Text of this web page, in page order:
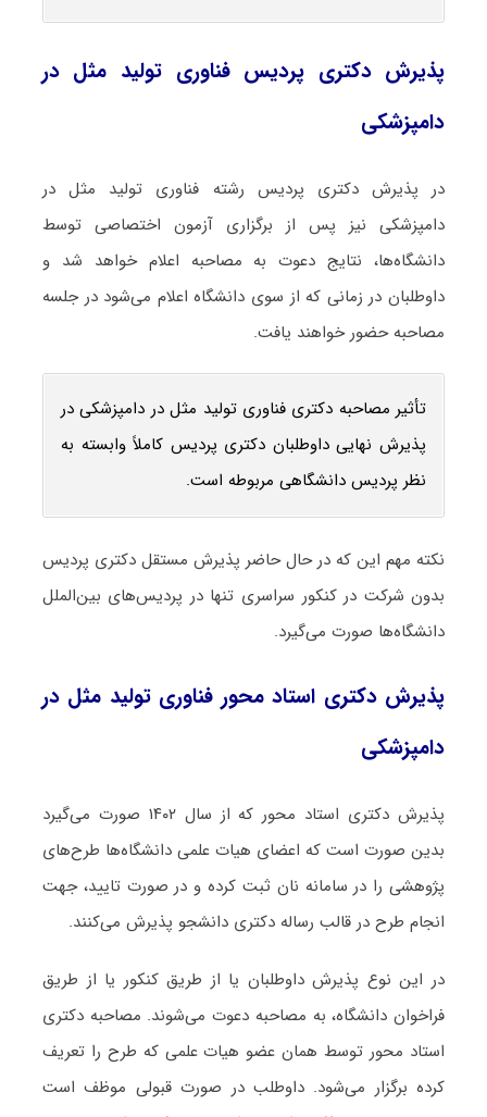
پذیرش دکتری پردیس فناوری تولید مثل در
دامپزشکی
در پذیرش دکتری پردیس رشته فناوری تولید مثل در
دامپزشکی نیز پس از برگزاری آزمون اختصاصی توسط
دانشگاه‌ها، نتایج دعوت به مصاحبه اعلام خواهد شد و
داوطلبان در زمانی که از سوی دانشگاه اعلام می‌شود در جلسه
مصاحبه حضور خواهند یافت.
تأثیر مصاحبه دکتری فناوری تولید مثل در دامپزشکی در
پذیرش نهایی داوطلبان دکتری پردیس کاملاً وابسته به
نظر پردیس دانشگاهی مربوطه است.
نکته مهم این که در حال حاضر پذیرش مستقل دکتری پردیس
بدون شرکت در کنکور سراسری تنها در پردیس‌های بین‌الملل
دانشگاه‌ها صورت می‌گیرد.
پذیرش دکتری استاد محور فناوری تولید مثل در
دامپزشکی
پذیرش دکتری استاد محور که از سال ۱۴۰۲ صورت می‌گیرد
بدین صورت است که اعضای هیات علمی دانشگاه‌ها طرح‌های
پژوهشی را در سامانه نان ثبت کرده و در صورت تایید، جهت
انجام طرح در قالب رساله دکتری دانشجو پذیرش می‌کنند.
در این نوع پذیرش داوطلبان یا از طریق کنکور یا از طریق
فراخوان دانشگاه، به مصاحبه دعوت می‌شوند. مصاحبه دکتری
استاد محور توسط همان عضو هیات علمی که طرح را تعریف
کرده برگزار می‌شود. داوطلب در صورت قبولی موظف است